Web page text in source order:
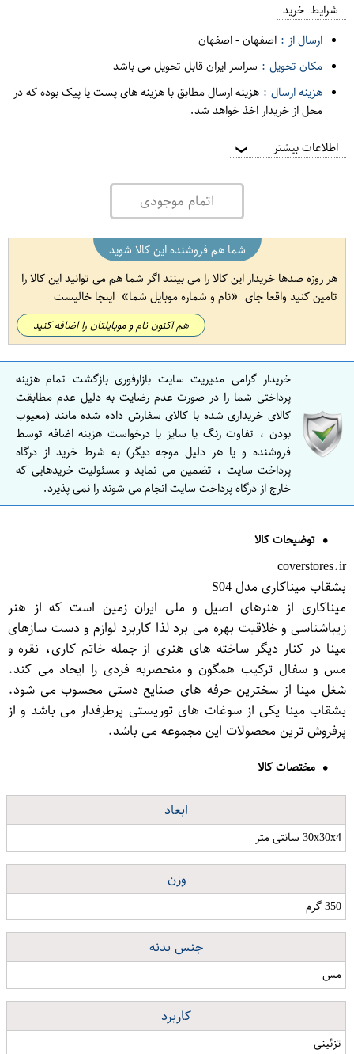
شرایط خرید
ارسال از : اصفهان-اصفهان
مکان تحویل : سراسر ایران قابل تحویل می باشد
هزینه ارسال : هزینه ارسال مطابق با هزینه های پست یا پیک بوده که در
محل از خریدار اخذ خواهد شد.
اطلاعات بیشتر ❯
اتمام موجودی
شما هم فروشنده این کالا شوید
هر روزه صدها خریدار این کالا را می بینند اگر شما هم می توانید این کالا را
تامین کنید واقعا جای
نام و شماره موبایل شما اینجا خالیست
هم اکنون نام و موبایلتان را اضافه کنید
خریدار گرامی مدیریت سایت بازارفوری بازگشت تمام هزینه
پرداختی شما را در صورت عدم رضایت به دلیل عدم مطابقت
کالای خریداری شده با کالای سفارش داده شده مانند (معیوب
بودن ، تفاوت رنگ یا سایز یا درخواست هزینه اضافه توسط
فروشنده و یا هر دلیل موجه دیگر) به شرط خرید از درگاه
پرداخت سایت ، تضمین می نماید و مسئولیت خریدهایی که
خارج از درگاه پرداخت سایت انجام می شوند را نمی پذیرد.
توضیحات کالا
coverstores.ir
بشقاب میناکاری مدل S04
میناکاری از هنرهای اصیل و ملی ایران زمین است که از هنر
زیباشناسی و خلاقیت بهره می برد لذا کاربرد لوازم و دست سازهای
مینا در کنار دیگر ساخته های هنری از جمله خاتم کاری، نقره و
مس و سفال ترکیب همگون و منحصربه فردی را ایجاد می کند.
شغل مینا از سخترین حرفه های صنایع دستی محسوب می شود.
بشقاب مینا یکی از سوغات های توریستی پرطرفدار می باشد و از
پرفروش ترین محصولات این مجموعه می باشد.
مختصات کالا
ابعاد
30x30x4 سانتی متر
وزن
350 گرم
جنس بدنه
مس
کاربرد
تزئینی